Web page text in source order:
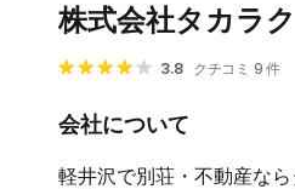
株式会社タカラ
3.8 クチコミ 9 件
会社について
軽井沢で別荘・不動産な